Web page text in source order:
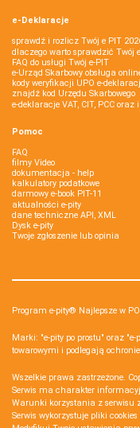
e-Deklaracje
sprawdź i rozlicz Twój e PIT
dlaczego warto sprawdzić Twój
FAQ do usługi Twój e-PIT
e-Urząd Skarbowy obsługa
kody weryfikacji UPO e-
znajdź kod Urzędu Skarbowego
e-deklaracje VAT, CIT, PCC oraz
Pomoc
FAQ
filmy Video
dokumentacja - help
kalkulatory podatkowe
darmowy e-book PIT-11
aktualności e-pity
dane techniczne API, XML
Dysk e-pity
Twoje zgłoszenie lub opinia
Program e-pity® Najlepsze w
Marki: "e-pity po prostu" oraz
towarowymi i podlegają
Wszelkie prawa zastrzeżone.
Serwis ma charakter
Warunki korzystania z serwisu
Serwis wykorzystuje pliki